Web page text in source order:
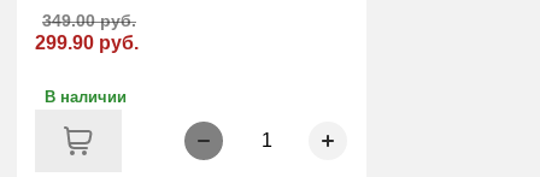
299.90 руб.
349.00 руб.
В наличии
1